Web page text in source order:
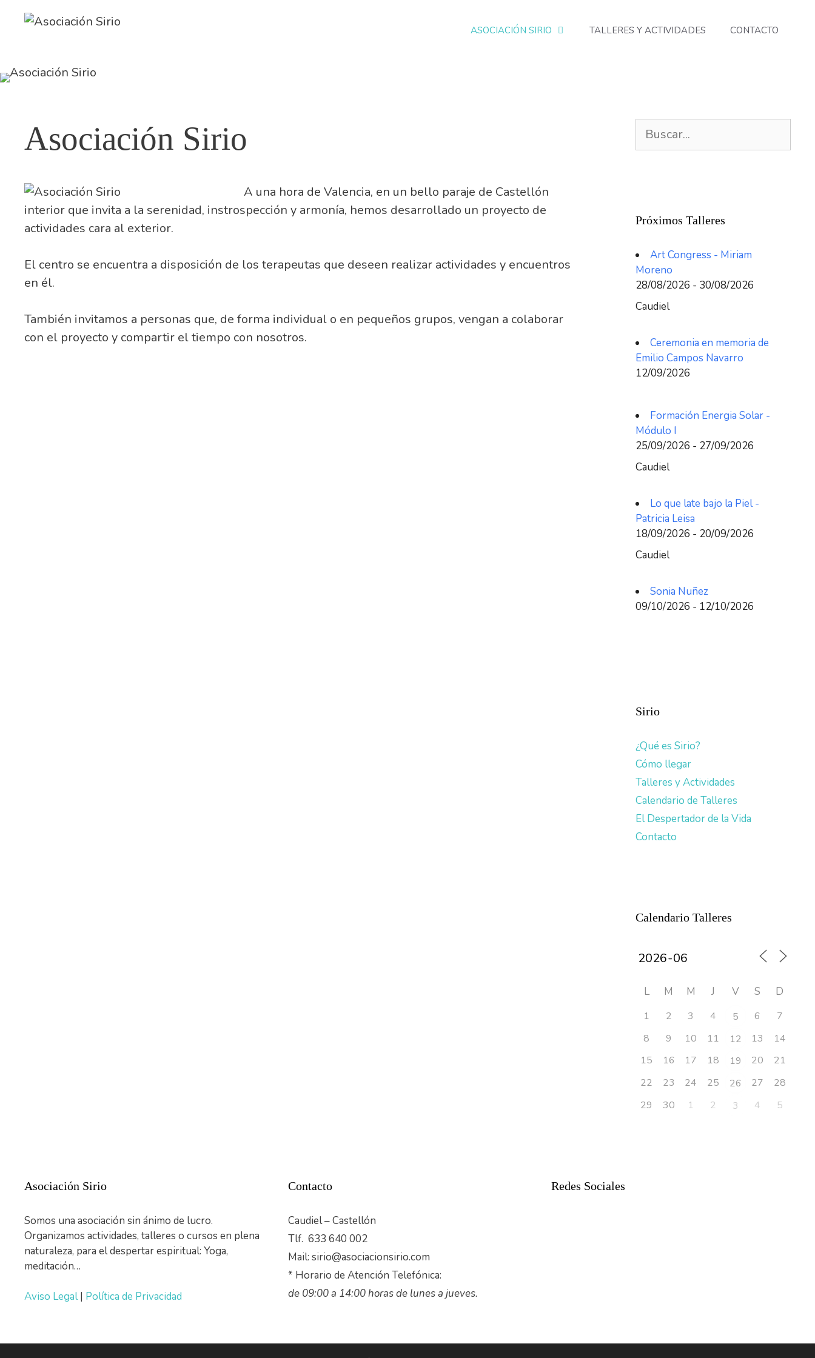
ASOCIACIÓN SIRIO TALLERES Y ACTIVIDADES CONTACTO
Asociación Sirio
A una hora de Valencia, en un bello paraje de Castellón
interior que invita a la serenidad, instrospección y armonía, hemos desarrollado un proyecto de
actividades cara al exterior.
El centro se encuentra a disposición de los terapeutas que deseen realizar actividades y encuentros
en él.
También invitamos a personas que, de forma individual o en pequeños grupos, vengan a colaborar
con el proyecto y compartir el tiempo con nosotros.
Próximos Talleres
Art Congress - Miriam
Moreno
28/08/2026 - 30/08/2026
Caudiel
Ceremonia en memoria de
Emilio Campos Navarro
12/09/2026
Formación Energia Solar -
Módulo I
25/09/2026 - 27/09/2026
Caudiel
Lo que late bajo la Piel -
Patricia Leisa
18/09/2026 - 20/09/2026
Caudiel
Sonia Nuñez
09/10/2026 - 12/10/2026
Sirio
¿Qué es Sirio?
Cómo llegar
Talleres y Actividades
Calendario de Talleres
El Despertador de la Vida
Contacto
Calendario Talleres
L M M J V S D
1 2 3 4 5 6
7
8
9 10 11 12 13
14
15
16 17 18 19 20
21
22
23 24 25 26 27
28
29
30 1 2 3 4 5
Asociación Sirio
Somos una asociación sin ánimo de lucro.
Organizamos actividades, talleres o cursos en plena
naturaleza, para el despertar espiritual: Yoga,
meditación…
Aviso Legal| Política de Privacidad
Contacto
Caudiel – Castellón
Tlf. 633 640 002
Mail: sirio@asociacionsirio.com
* Horario de Atención Telefónica:
de 09:00 a 14:00 horas de lunes a jueves.
Redes Sociales